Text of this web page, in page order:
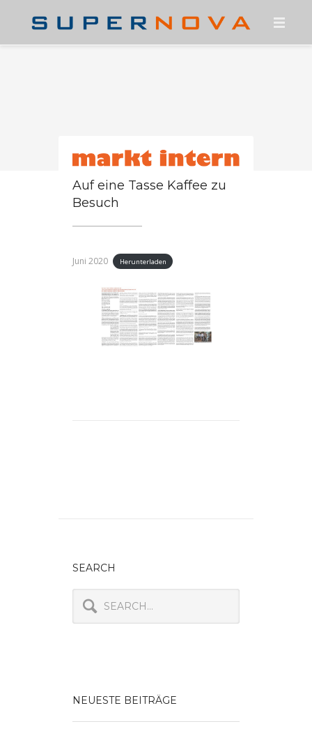
PRESSE
KARRIERE
Auf eine Tasse Kaffee zu
Besuch
Juni 2020 Herunterladen
SEARCH
NEUESTE BEITRÄGE